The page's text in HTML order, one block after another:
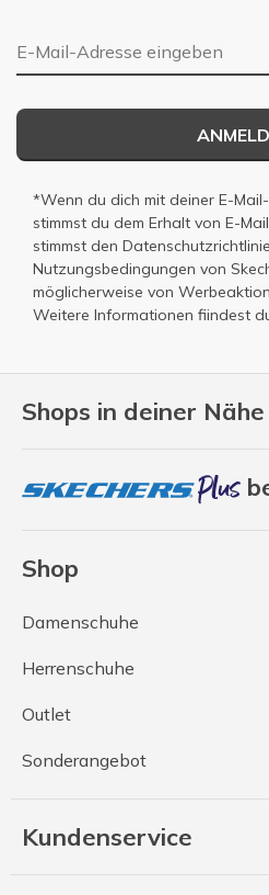
Shops in deiner Nähe
Shop
Damenschuhe
Herrenschuhe
Outlet
Sonderangebot
Kundenservice
E-Mail-Adresse
*Wenn du dich mit deiner E-
stimmst du dem Erhalt von E-
stimmst den
Nutzungsbedingungen von
möglicherweise von
Weitere Informationen fiindest